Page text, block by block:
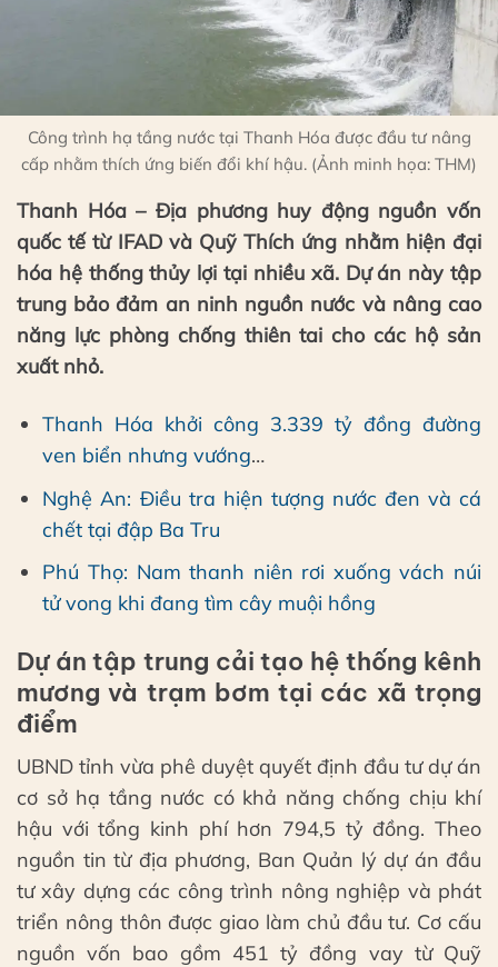
Công trình hạ tầng nước tại Thanh Hóa được đầu tư nâng
cấp nhằm thích ứng biến đổi khí hậu. (Ảnh minh họa: THM)
Thanh Hóa – Địa phương huy động nguồn vốn
quốc tế từ IFAD và Quỹ Thích ứng nhằm hiện đại
hóa hệ thống thủy lợi tại nhiều xã. Dự án này tập
trung bảo đảm an ninh nguồn nước và nâng cao
năng lực phòng chống thiên tai cho các hộ sản
xuất nhỏ.
Thanh Hóa khởi công 3.339 tỷ đồng đường
ven biển nhưng vướng…
Nghệ An: Điều tra hiện tượng nước đen và cá
chết tại đập Ba Tru
Phú Thọ: Nam thanh niên rơi xuống vách núi
tử vong khi đang tìm cây muội hồng
Dự án tập trung cải tạo hệ thống kênh
mương và trạm bơm tại các xã trọng
điểm
UBND tỉnh vừa phê duyệt quyết định đầu tư dự án
cơ sở hạ tầng nước có khả năng chống chịu khí
hậu với tổng kinh phí hơn 794,5 tỷ đồng. Theo
nguồn tin từ địa phương, Ban Quản lý dự án đầu
tư xây dựng các công trình nông nghiệp và phát
triển nông thôn được giao làm chủ đầu tư. Cơ cấu
nguồn vốn bao gồm 451 tỷ đồng vay từ Quỹ